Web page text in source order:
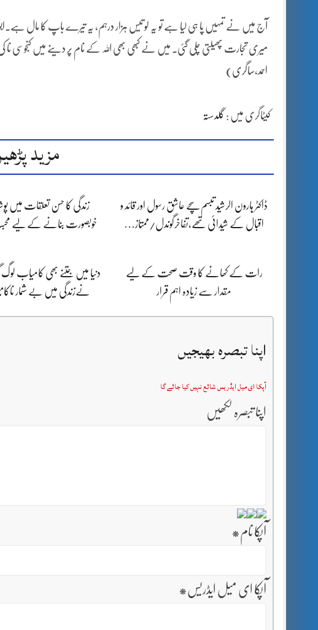
آج میں نے تمہیں پا ہی لیا ہے تو یہ لو تیس ہزار درہم، یہ تیرے باپ کا مال ہے۔ابو
میری تجارت پھیلتی چلی گئی۔ میں نے کبھی بھی اللہ کے نام پر دینے میں کنجوسی نا
احمد،ساگری)
کیٹاگری میں : گلدستہ
مزید
ڈاکٹر ہارون الرشید تبسم سچے عاشق رسول اور قائد و
اقبال کے شیدائی تھے،تفاخرگوندل/ممتاز…
زندگی کا حسن تعلقات میں
خوبصورت بنانے کے لیے
رات کے کھانے کا وقت صحت کے لیے
مقدار سے زیادہ اہم قرار
دنیا میں جتنے بھی کامیاب
نےزندگی میں بے شمار
اپنا تبصرہ بھیجیں
آپکا ای میل ایڈریس شائع نہیں کیا جائے گا
اپنا تبصرہ لکھیں
آپکا نام *
آپکا ای میل ایڈریس *